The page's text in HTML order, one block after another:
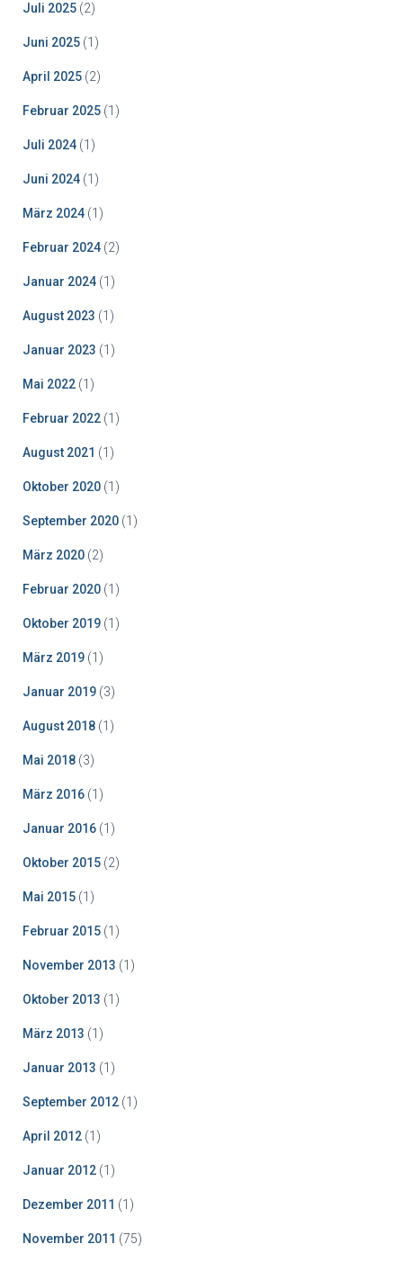
Juli 2025 (2)
Juni 2025 (1)
April 2025 (2)
Februar 2025 (1)
Juli 2024 (1)
Juni 2024 (1)
März 2024 (1)
Februar 2024 (2)
Januar 2024 (1)
August 2023 (1)
Januar 2023 (1)
Mai 2022 (1)
Februar 2022 (1)
August 2021 (1)
Oktober 2020 (1)
September 2020 (1)
März 2020 (2)
Februar 2020 (1)
Oktober 2019 (1)
März 2019 (1)
Januar 2019 (3)
August 2018 (1)
Mai 2018 (3)
März 2016 (1)
Januar 2016 (1)
Oktober 2015 (2)
Mai 2015 (1)
Februar 2015 (1)
November 2013 (1)
Oktober 2013 (1)
März 2013 (1)
Januar 2013 (1)
September 2012 (1)
April 2012 (1)
Januar 2012 (1)
Dezember 2011 (1)
November 2011 (75)